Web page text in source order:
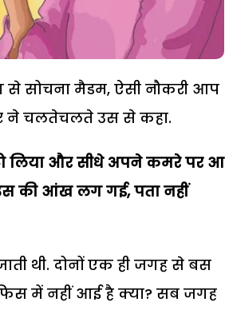
से सोचना मैडम, ऐसी नौकरी आप
ने चलतेचलते उस से कहा.
लिया और सीधे अपने कमरे पर आ
उस की आंख लग गई, पता नहीं
थी. दोनों एक ही जगह से बस
में नहीं आई है क्या? सब जगह